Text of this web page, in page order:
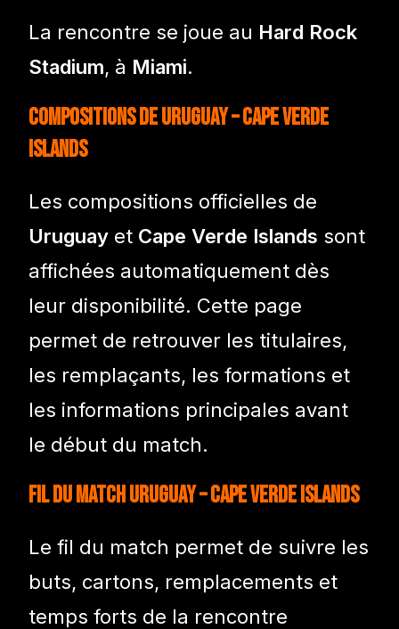
La rencontre se joue au Hard Rock
Stadium, à Miami.
Compositions de Uruguay – Cape Verde
Islands
Les compositions officielles de
Uruguay et Cape Verde Islands sont
affichées automatiquement dès
leur disponibilité. Cette page
permet de retrouver les titulaires,
les remplaçants, les formations et
les informations principales avant
le début du match.
Fil du match Uruguay – Cape Verde Islands
Le fil du match permet de suivre les
buts, cartons, remplacements et
temps forts de la rencontre